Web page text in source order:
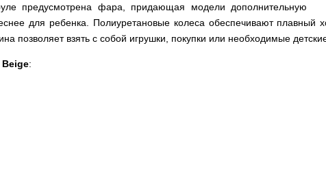
предусмотрена фара, придающая модели дополнительную
для ребенка. Полиуретановые колеса обеспечивают плавный
позволяет взять с собой игрушки, покупки или необходимые
Beige: